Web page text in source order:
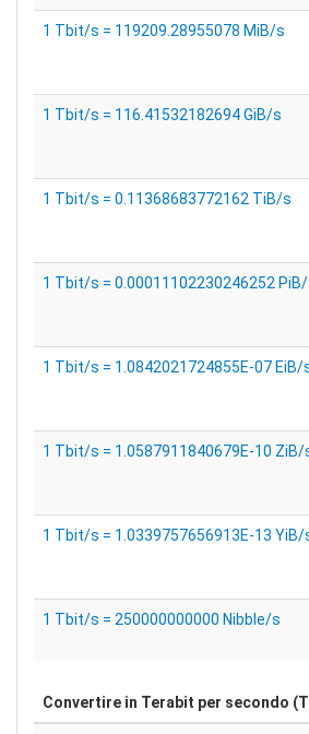
1 Tbit/s = 119209.28955078 MiB/s
1 Tbit/s = 116.41532182694 GiB/s
1 Tbit/s = 0.11368683772162 TiB/s
1 Tbit/s = 0.00011102230246252
1 Tbit/s = 1.0842021724855E-07 EiB/
1 Tbit/s = 1.0587911840679E-10 ZiB/
1 Tbit/s = 1.0339757656913E-13 YiB/
1 Tbit/s = 250000000000 Nibble/s
Convertire in Terabit per secondo